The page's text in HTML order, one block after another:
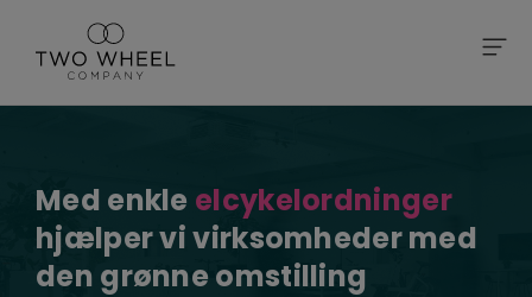
Med enkle elcykelordninger
hjælper vi virksomheder med
den grønne omstilling